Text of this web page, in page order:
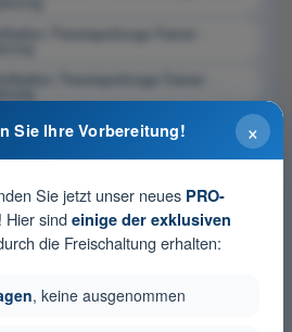
Theorieprüfungs-Trainer -
Theorieprüfungs-Trainer -
×
Sie Ihre Vorbereitung!
Sie jetzt unser neues PRO-
! Hier sind einige der exklusiven
die Freischaltung erhalten:
, keine ausgenommen